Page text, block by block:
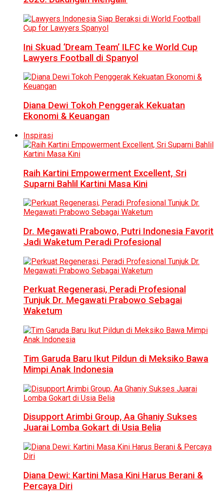
Ini Skuad ‘Dream Team’ ILFC ke World Cup
Lawyers Football di Spanyol
Diana Dewi Tokoh Penggerak Kekuatan
Ekonomi & Keuangan
Inspirasi
Raih Kartini Empowerment Excellent, Sri
Suparni Bahlil Kartini Masa Kini
Dr. Megawati Prabowo, Putri Indonesia Favorit
Jadi Waketum Peradi Profesional
Perkuat Regenerasi, Peradi Profesional
Tunjuk Dr. Megawati Prabowo Sebagai
Waketum
Tim Garuda Baru Ikut Pildun di Meksiko Bawa
Mimpi Anak Indonesia
Disupport Arimbi Group, Aa Ghaniy Sukses
Juarai Lomba Gokart di Usia Belia
Diana Dewi: Kartini Masa Kini Harus Berani &
Percaya Diri